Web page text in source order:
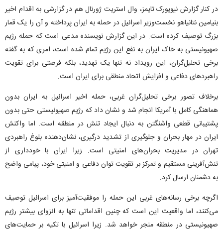
در کنار گزارش نیویورک تایمز، وال استریت ژورنال هم در گزارشی به اقدام اخیر
بنیامین نتانیاهو نخست‌وزیر اسرائیل در حمله به ایران پرداخته و آن را یک قمار
بزرگ توصیف کرده است. در این گزارش نویسنده مدعی است که حمله رژیم
صهیونیستی به خاک ایران به نفع این رژیم تمام شده است، امری که به گفته
برخی تحلیل‌گران، این رویداد نه تنها یک تهدید، بلکه فرصتی برای تقویت
راهبرد‌های دفاعی و افزایش اتحاد منطقی برای ایران است.
برخلاف تصور برخی تحلیل‌گران غربی، حمله اخیر اسرائیل به ایران بدون
هماهنگی کامل با آمریکا انجام شد و نشان داد که رژیم صهیونیستی حتی بدون
پشتیبانی قطعی واشنگتن به دنبال ایجاد تنش در منطقه است. اما واکنش
ایران در مهار بحران و جلوگیری از تشدید درگیری، نشان‌دهنده بلوغ راهبردی
تهران در مدیریت بحران‌های امنیتی است. زیرا ایران با خودداری از
تنش‌آفرینی مستقیم و تمرکز بر تقویت توان دفاعی و امنیتی خود، پیامی واضح
به دشمنان ارسال کرد.
اگرچه برخی رسانه‌های غربی این حمله را موفقیت‌آمیز برای اسرائیل توصیف
می‌کنند، اما واقعیت این است که چنین اقداماتی تنها به انزوای بیشتر رژیم
صهیونیستی در منطقه منجر خواهد شد. زیرا اسرائیل با تکیه بر حمایت‌های